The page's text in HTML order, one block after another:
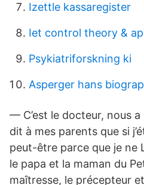
Izettle kassaregister
Iet control theory &
Psykiatriforskning ki
Asperger hans
— C’est le docteur, nous
dit à mes parents que si
peut-être parce que je ne
le papa et la maman du
maîtresse, le précepteur